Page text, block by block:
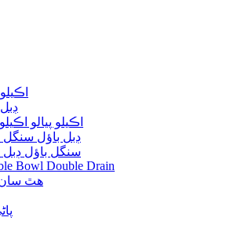
ڊبل
اڪيلو پيالو
ڊبل باؤل سنگل
سنگل باؤل ڊبل
Bowl Double Drain
هٿ سان